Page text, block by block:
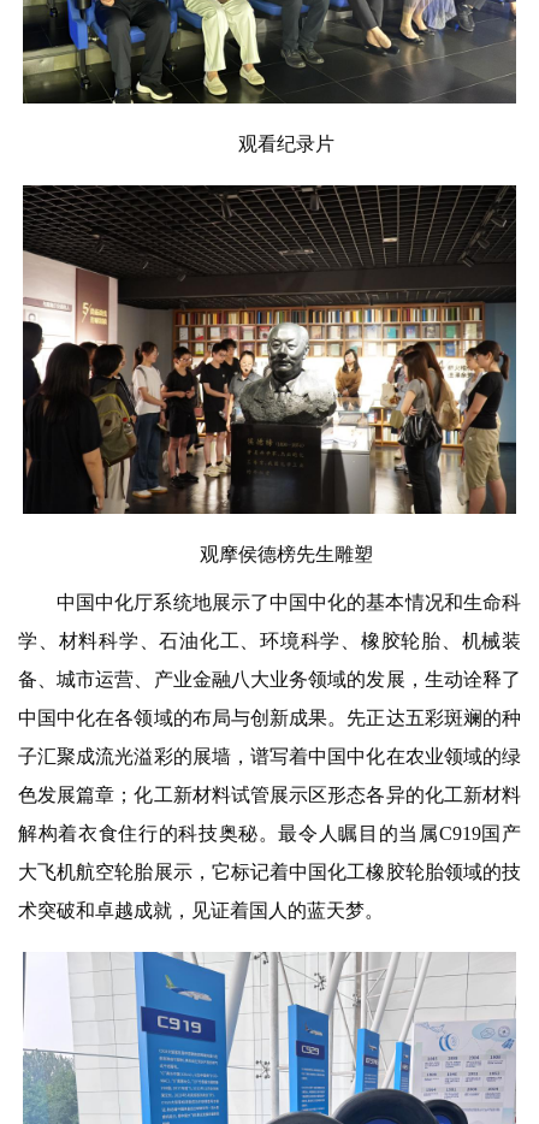
观看纪录片
观摩侯德榜先生雕塑
中国中化厅系统地展示了中国中化的基本情况和生命科
学、材料科学、石油化工、环境科学、橡胶轮胎、机械装
备、城市运营、产业金融八大业务领域的发展，生动诠释了
中国中化在各领域的布局与创新成果。先正达五彩斑斓的种
子汇聚成流光溢彩的展墙，谱写着中国中化在农业领域的绿
色发展篇章；化工新材料试管展示区形态各异的化工新材料
解构着衣食住行的科技奥秘。最令人瞩目的当属C919国产
大飞机航空轮胎展示，它标记着中国化工橡胶轮胎领域的技
术突破和卓越成就，见证着国人的蓝天梦。